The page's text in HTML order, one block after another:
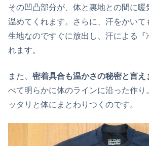
その凹凸部分が、体と裏地との間に暖
温めてくれます。さらに、汗をかいて
生地なのですぐに放出し、汗による『
れます。
また、 密着具合も温かさの秘密と言え
べて明らかに体のラインに沿った作り
ッタリと体にまとわりつくのです。